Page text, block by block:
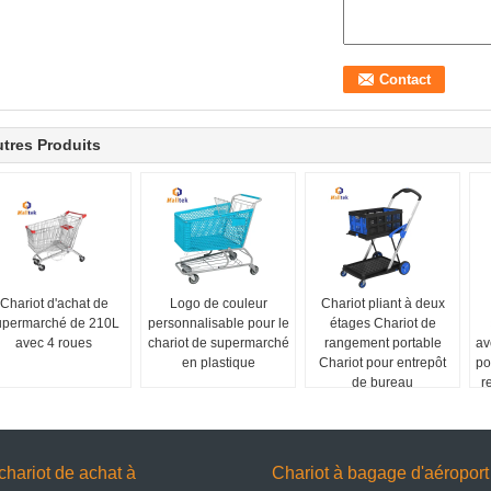
Produits
Chariot d'achat de
de 210L
avec 4 roues
Logo de couleur
personnalisable pour le
chariot de supermarché
en plastique
Chariot pliant à deux
étages Chariot de
rangement portable
Chariot pour entrepôt
de bureau
de achat à Chariot à bagage d'aéroport